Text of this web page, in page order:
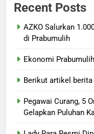
Recent Posts
AZKO Salurkan
di Prabumulih
Ekonomi
Berikut artikel
Pegawai Curang, 5
Gelapkan Puluhan